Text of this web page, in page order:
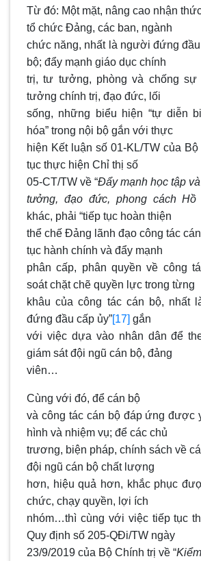
Từ đó: Một mặt, nâng cao nhận
tổ chức Đảng, các ban, ngành
chức năng, nhất là người đứng
bộ; đẩy mạnh giáo dục chính
trị, tư tưởng, phòng và chống
tưởng chính trị, đạo đức, lối
sống, những biểu hiện “tự diễn
hóa” trong nội bộ gắn với thực
hiện Kết luận số 01-KL/TW của
tục thực hiện Chỉ thị số
05-CT/TW về “Đẩy mạnh học tập
tưởng, đạo đức, phong cách Hồ
khác, phải “tiếp tục hoàn thiện
thể chế Đảng lãnh đạo công tác
tục hành chính và đẩy mạnh
phân cấp, phân quyền về công
soát chặt chẽ quyền lực trong từng
khâu của công tác cán bộ, nhất
đứng đầu cấp ủy”[17] gắn
với việc dựa vào nhân dân để
giám sát đội ngũ cán bộ, đảng
viên…
Cùng với đó, để cán bộ
và công tác cán bộ đáp ứng được
hình và nhiệm vụ; để các chủ
trương, biện pháp, chính sách về
đội ngũ cán bộ chất lượng
hơn, hiệu quả hơn, khắc phục
chức, chạy quyền, lợi ích
nhóm…thì cùng với việc tiếp tục
Quy định số 205-QĐi/TW ngày
23/9/2019 của Bộ Chính trị về “